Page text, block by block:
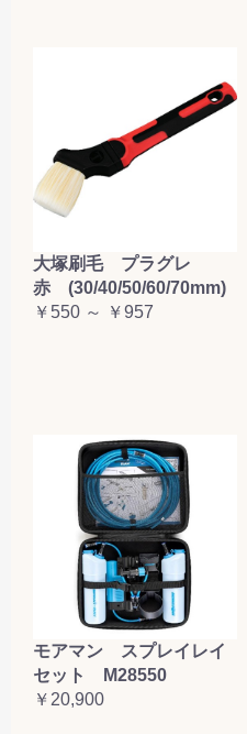
大塚刷毛 プラグレ
赤 (30/40/50/60/70mm)
￥550 ～ ￥957
モアマン スプレイレイ
セット M28550
￥20,900